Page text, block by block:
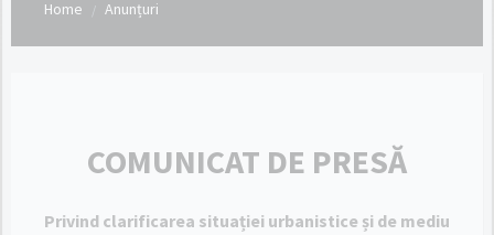
Home / Anunțuri
COMUNICAT DE PRESĂ
Privind clarificarea situației urbanistice și de mediu